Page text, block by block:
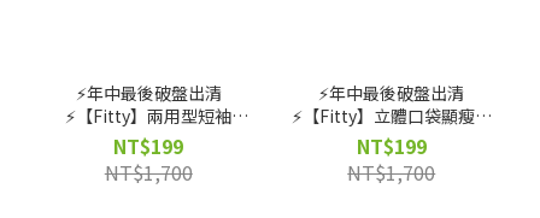
⚡️年中最後破盤出清
⚡️【Fitty】兩用型短袖
Bra-Top（剩 S, M, L 號）
NT$199
NT$1,700
⚡️年中最後破盤出清
⚡️【Fitty】立體口袋顯瘦褲
裙款（剩 XS, S, M, L 號）
NT$199
NT$1,700